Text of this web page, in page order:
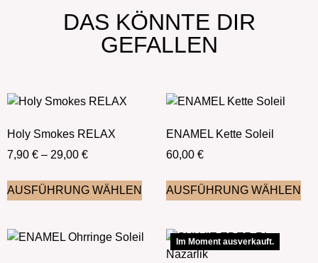
DAS KÖNNTE DIR
GEFALLEN
Holy Smokes RELAX
7,90 € – 29,00 €
AUSFÜHRUNG WÄHLEN
ENAMEL Kette Soleil
60,00 €
AUSFÜHRUNG WÄHLEN
Im Moment ausverkauft.